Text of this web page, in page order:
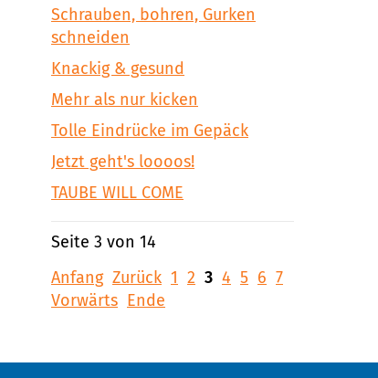
Schrauben, bohren, Gurken
schneiden
Knackig & gesund
Mehr als nur kicken
Tolle Eindrücke im Gepäck
Jetzt geht's loooos!
TAUBE WILL COME
Seite 3 von 14
Anfang Zurück 1 2 3 4 5 6 7
Vorwärts Ende